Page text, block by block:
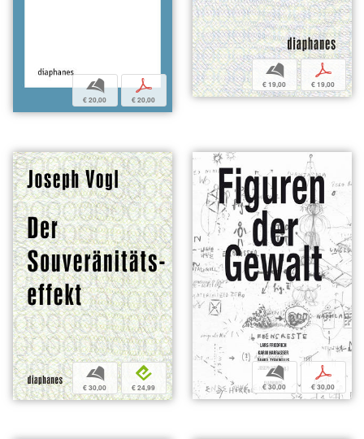
b
€ 20,00
p
€ 20,00
b
€ 19,00
p
€ 19,00
b
€ 30,00
e
€ 24,99
b
€ 30,00
p
€ 30,00